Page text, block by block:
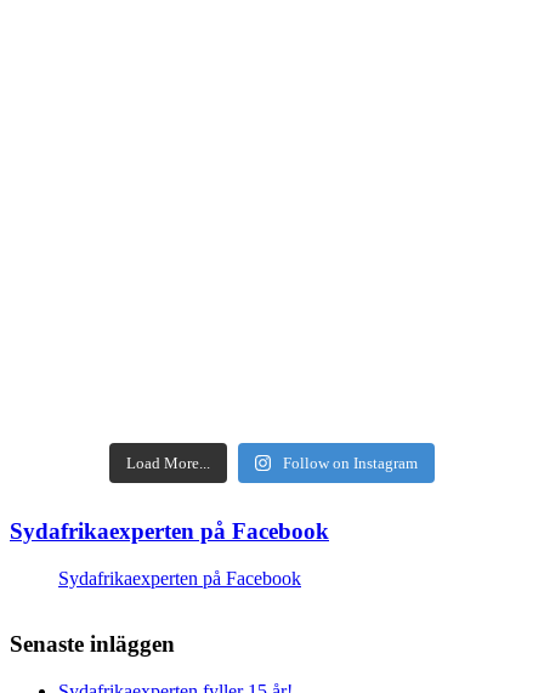
Load More... Follow on Instagram
Sydafrikaexperten på Facebook
Sydafrikaexperten på Facebook
Senaste inläggen